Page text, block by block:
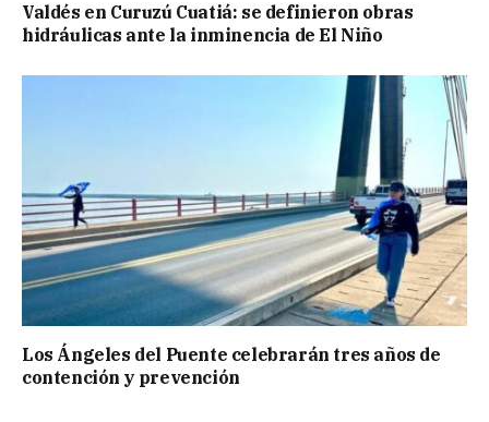
Valdés en Curuzú Cuatiá: se definieron obras
hidráulicas ante la inminencia de El Niño
Los Ángeles del Puente celebrarán tres años de
contención y prevención